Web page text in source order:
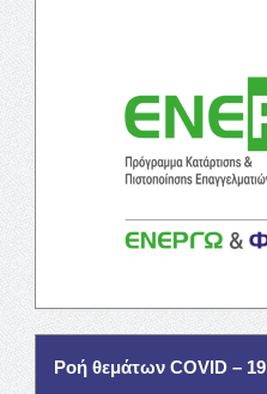
Ροή θεμάτων COVID – 19